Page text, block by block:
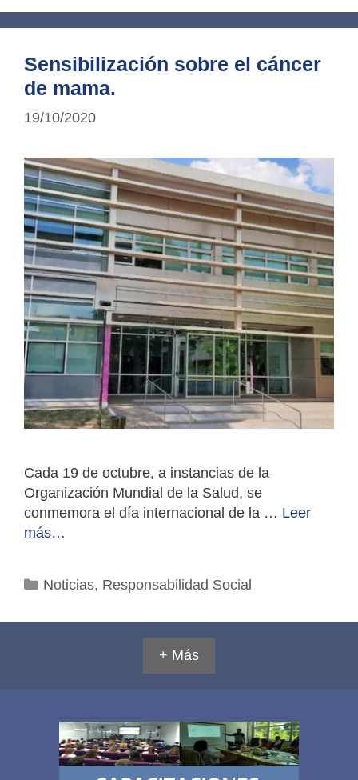
Sensibilización sobre el cáncer
de mama.
19/10/2020
Cada 19 de octubre, a instancias de la
Organización Mundial de la Salud, se
conmemora el día internacional de la … Leer
más…
Categorías
Noticias, Responsabilidad Social
+ Más